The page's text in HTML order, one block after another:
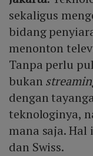
sekaligus
bidang
menonton
Tanpa perlu
bukan
dengan
teknologinya,
mana saja.
dan Swiss.